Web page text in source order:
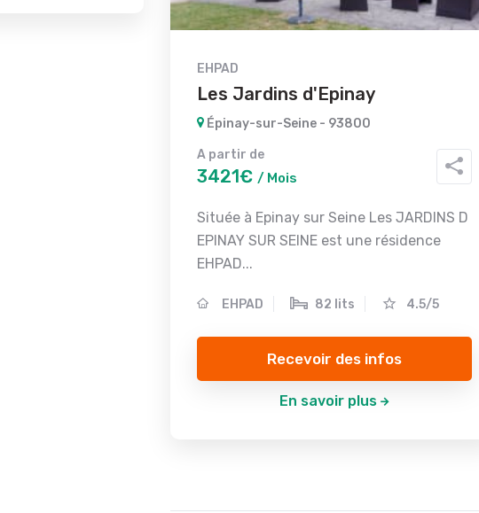
EHPAD
Les Jardins d'Epinay
Épinay-sur-Seine - 93800
A partir de
3421€ / Mois
Située à Epinay sur Seine Les JARDINS D
EPINAY SUR SEINE est une résidence
EHPAD...
EHPAD 82 lits 4.5/5
Recevoir des infos
En savoir plus